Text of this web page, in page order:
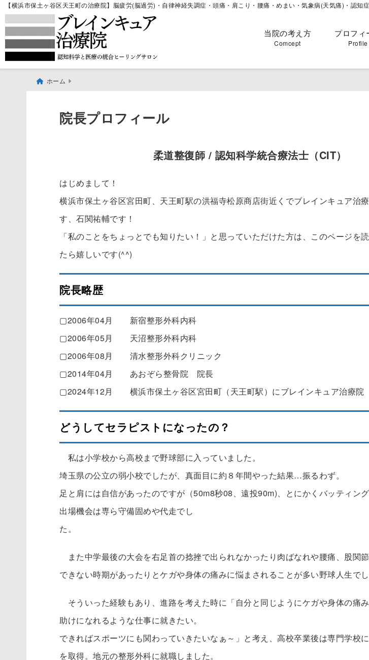
【横浜市保土ヶ谷区天王町の治療院】脳疲労(脳過労)・自律神経失調症・頭痛・肩こり・腰痛・めまい・気象病(天気痛)・認
当院の考え方
Comcept
プロフィ
Profile
ホーム
院長プロフィール
柔道整復師 / 認知科学統合療法士（CIT）
はじめまして！
横浜市保土ヶ谷区宮田町、天王町駅の洪福寺松原商店街近くでブレインキュア治
す、石関祐輔です！
「私のことをちょっとでも知りたい！」と思っていただけた方は、このページを
たら嬉しいです(^^)
院長略歴
▢2006年04月 新宿整形外科内科
▢2006年05月 天沼整形外科内科
▢2006年08月 清水整形外科クリニック
▢2014年04月 あおぞら整骨院 院長
▢2024年12月 横浜市保土ヶ谷区宮田町（天王町駅）にブレインキュア治療
どうしてセラピストになったの？
私は小学校から高校まで野球部に入っていました。
埼玉県の公立の弱小校でしたが、真面目に約８年間やった結果…振るわず。
足と肩には自信があったのですが（50m8秒08、遠投90m)、とにかくバッティング
出場機会は専ら守備固めや代走でし
た。
また中学最後の大会を右足首の捻挫で出られなかったり肉ばなれや腰痛、股関
できない時期があったりとケガや身体の痛みに悩まされることが多い野球人生でし
そういった経験もあり、進路を考えた時に「自分と同じようにケガや身体の痛
助けになれるような仕事に就きたい。
できればスポーツにも関わっていきたいなぁ～」と考え、高校卒業後は専門学校
を取得。地元の整形外科に就職しました。